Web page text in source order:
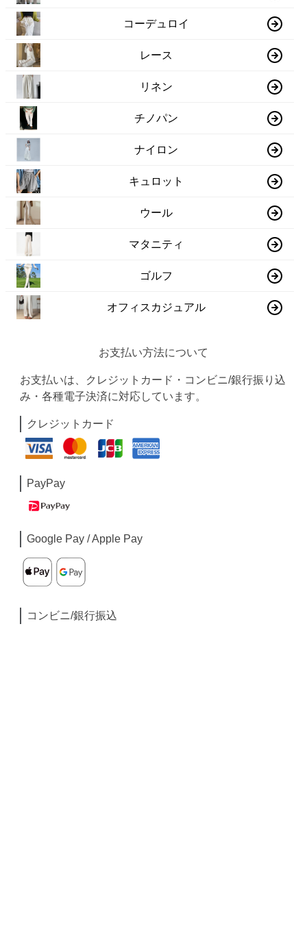
コーデュロイ
レース
リネン
チノパン
ナイロン
キュロット
ウール
マタニティ
ゴルフ
オフィスカジュアル
お支払い方法について
お支払いは、クレジットカード・コンビニ/銀行振り込
み・各種電子決済に対応しています。
クレジットカード
PayPay
Google Pay / Apple Pay
コンビニ/銀行振込